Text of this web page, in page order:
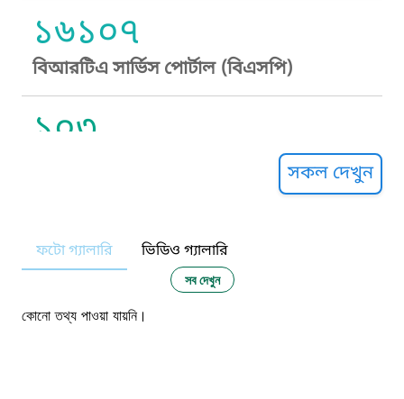
১৬১০৭
বিআরটিএ সার্ভিস পোর্টাল (বিএসপি)
১০৩
নারী ও শিশু নির্যাতন প্রতিরোধ
১০৬
সকল দেখুন
ফটো গ্যালারি ভিডিও গ্যালারি
সব দেখুন
কোনো তথ্য পাওয়া যায়নি।